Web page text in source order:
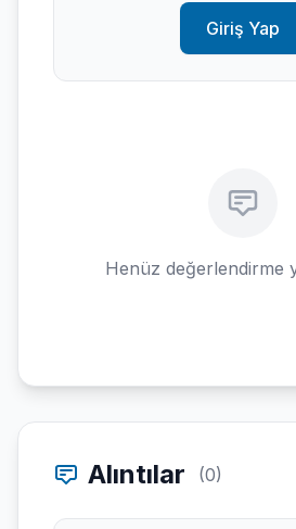
Giriş Yap
Henüz değerlendirme
Alıntılar (0)